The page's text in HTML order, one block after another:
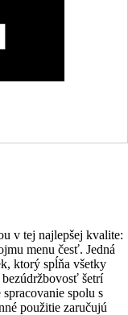
v tej najlepšej kvalite:
menu česť. Jedná
ktorý spĺňa všetky
šetrí
spolu s
použitie zaručujú